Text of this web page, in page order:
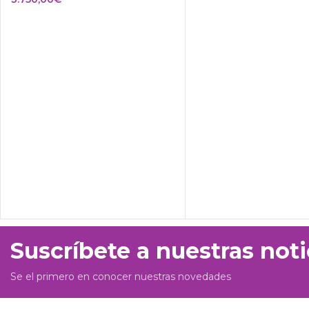
Suscríbete a nuestras
Se el primero en conocer nuestras novedades